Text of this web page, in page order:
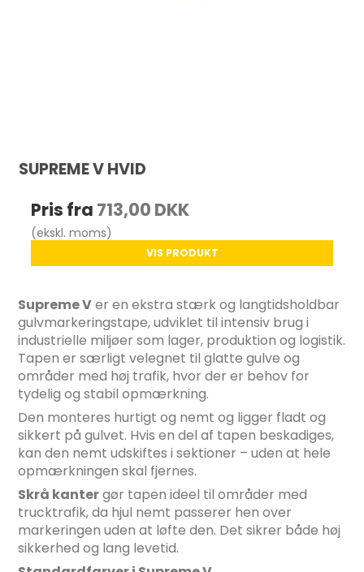
SUPREME V HVID
Pris fra 713,00 DKK
(ekskl. moms)
VIS PRODUKT
Supreme Ver en ekstra stærk og langtidsholdbar
gulvmarkeringstape, udviklet til intensiv brug i
industrielle miljøer som lager, produktion og logistik.
Tapen er særligt velegnet til glatte gulve og
områder med høj trafik, hvor der er behov for
tydelig og stabil opmærkning.
Den monteres hurtigt og nemt og ligger fladt og
sikkert på gulvet. Hvis en del af tapen beskadiges,
kan den nemt udskiftes i sektioner – uden at hele
opmærkningen skal fjernes.
Skrå kantergør tapen ideel til områder med
trucktrafik, da hjul nemt passerer hen over
markeringen uden at løfte den. Det sikrer både høj
sikkerhed og lang levetid.